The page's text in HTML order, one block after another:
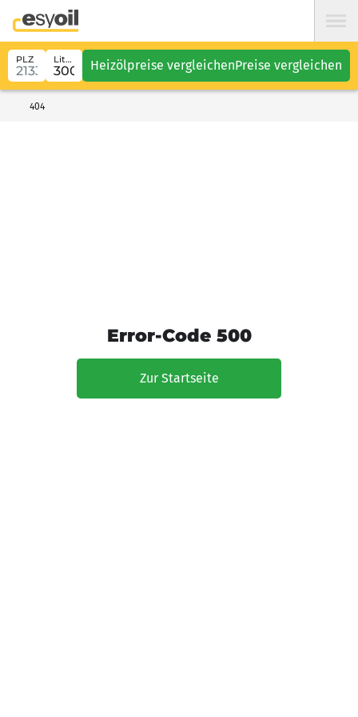
PLZ Liter Heizölpreise vergleichenPreise vergleichen
404
Error-Code 500
Zur Startseite